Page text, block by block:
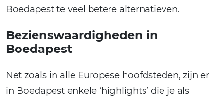
Boedapest te veel betere alternatieven.
Bezienswaardigheden in
Boedapest
Net zoals in alle Europese hoofdsteden, zijn er
in Boedapest enkele ‘highlights’ die je als